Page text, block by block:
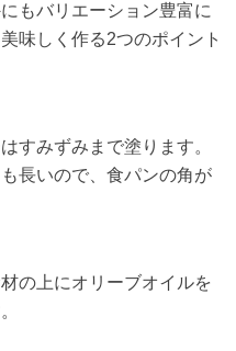
もバリエーション豊富に
味しく作る2つのポイント
すみずみまで塗ります。
長いので、食パンの角が
の上にオリーブオイルを